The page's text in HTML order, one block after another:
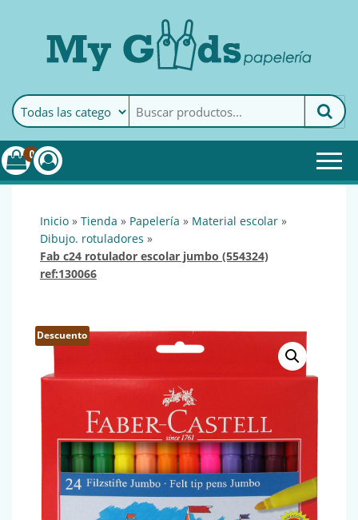
MyGoods · PapeleríaMy Goods es tu papelería
online de confianza. Podrás
encontrar todo lo necesario
0
inicio » tienda » papelería » material escolar »
dibujo. rotuladores »
fab c24 rotulador escolar jumbo (554324)
ref:130066
Descuento